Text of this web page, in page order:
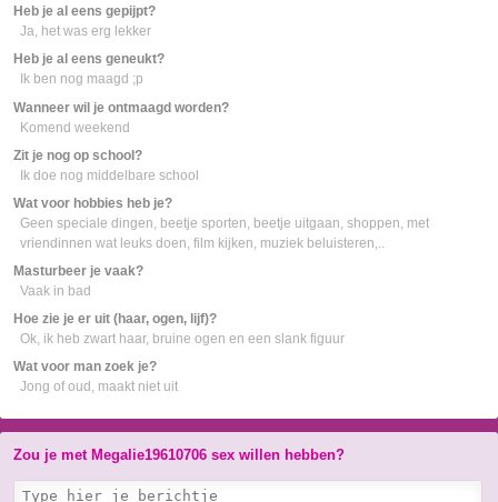
Heb je al eens gepijpt?
Ja, het was erg lekker
Heb je al eens geneukt?
Ik ben nog maagd ;p
Wanneer wil je ontmaagd worden?
Komend weekend
Zit je nog op school?
Ik doe nog middelbare school
Wat voor hobbies heb je?
Geen speciale dingen, beetje sporten, beetje uitgaan, shoppen, met
vriendinnen wat leuks doen, film kijken, muziek beluisteren,..
Masturbeer je vaak?
Vaak in bad
Hoe zie je er uit (haar, ogen, lijf)?
Ok, ik heb zwart haar, bruine ogen en een slank figuur
Wat voor man zoek je?
Jong of oud, maakt niet uit
Zou je met Megalie19610706 sex willen hebben?